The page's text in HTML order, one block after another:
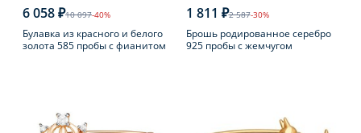
6 058 ₽10 097-40%
Булавка из красного и белого
золота 585 пробы с фианитом
1 811 ₽2 587-30%
Брошь родированное серебро
925 пробы с жемчугом